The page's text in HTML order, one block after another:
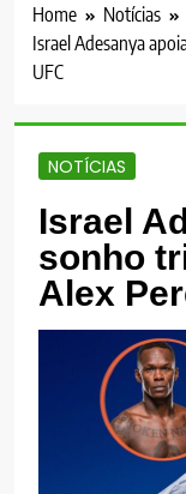
Home
Notícias
Israel Adesanya
UFC
NOTÍCIAS
Israel
sonho
Alex